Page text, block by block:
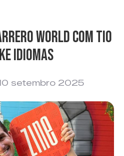
World com Tio
Idiomas
setembro 2025